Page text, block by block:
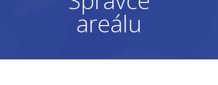
-- Aktuality ZŠ
-- Třídy ZŠareálu